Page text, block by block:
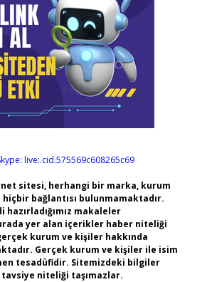
live:.cid.575569c608265c69
sitesi, herhangi bir marka, kurum
bağlantısı bulunmamaktadır.
hazırladığımız makaleler
yer alan içerikler haber niteliği
kurum ve kişiler hakkında
Gerçek kurum ve kişiler ile isim
tesadüfidir. Sitemizdeki bilgiler
niteliği taşımazlar.